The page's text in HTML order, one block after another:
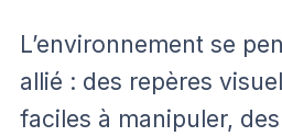
L’environnement se
allié : des repères
faciles à manipuler,